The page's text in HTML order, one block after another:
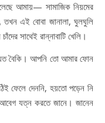
আমায়— সামাজিক নিয়মের
তখন এই বোবা জানালা, ঘুলঘুলি
সাথেই রান্নাবাটি খেলি।
বৈকি। আপনি তো আমার ফোন
ফেলে দেননি, হয়তো পড়েন নি
যত্ন করতে জানে। জানেন